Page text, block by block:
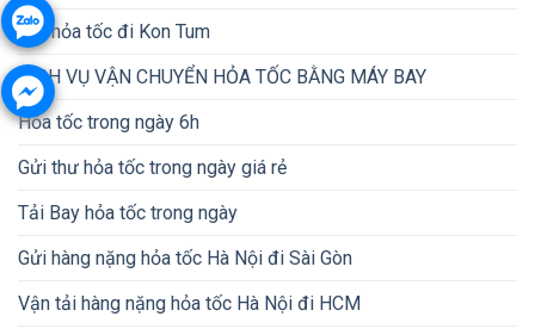
Gửi hỏa tốc đi Kon Tum
DỊCH VỤ VẬN CHUYỂN HỎA TỐC BẰNG MÁY BAY
Hỏa tốc trong ngày 6h
Gửi thư hỏa tốc trong ngày giá rẻ
Tải Bay hỏa tốc trong ngày
Gửi hàng nặng hỏa tốc Hà Nội đi Sài Gòn
Vận tải hàng nặng hỏa tốc Hà Nội đi HCM